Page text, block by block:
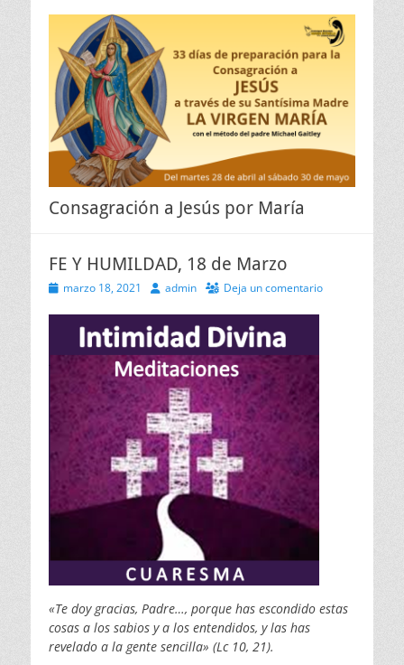
Consagración a Jesús por María
FE Y HUMILDAD, 18 de Marzo
Publicado
marzo 18, 2021 Autoradmin Deja un comentario
«Te doy gracias, Padre…, porque has escondido estas
cosas a los sabios y a los entendidos, y las has
revelado a la gente sencilla» (Lc 10, 21).